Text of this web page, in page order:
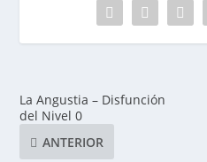
La Angustia – Disfunción
del Nivel 0
ANTERIOR